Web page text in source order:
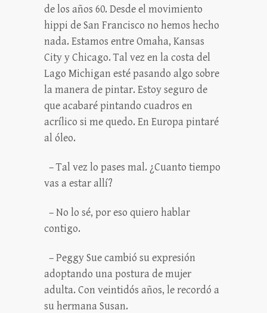
de los años 60. Desde el movimiento
hippi de San Francisco no hemos hecho
nada. Estamos entre Omaha, Kansas
City y Chicago. Tal vez en la costa del
Lago Michigan esté pasando algo sobre
la manera de pintar. Estoy seguro de
que acabaré pintando cuadros en
acrílico si me quedo. En Europa pintaré
al óleo.
– Tal vez lo pases mal. ¿Cuanto tiempo
vas a estar allí?
– No lo sé, por eso quiero hablar
contigo.
– Peggy Sue cambió su expresión
adoptando una postura de mujer
adulta. Con veintidós años, le recordó a
su hermana Susan.